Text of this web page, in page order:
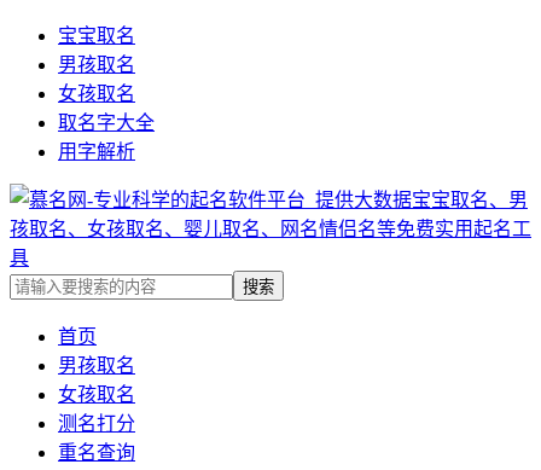
宝宝取名
男孩取名
女孩取名
取名字大全
用字解析
首页
男孩取名
女孩取名
测名打分
重名查询